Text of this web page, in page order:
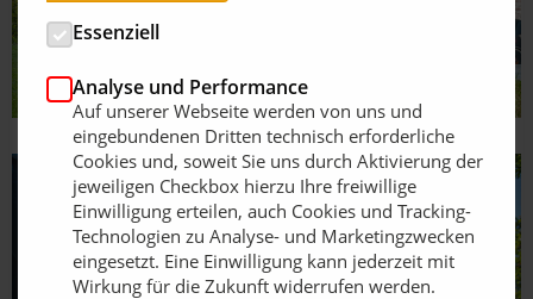
Essenziell
Analyse und Performance
Auf unserer Webseite werden von uns und
eingebundenen Dritten technisch erforderliche
Cookies und, soweit Sie uns durch Aktivierung der
jeweiligen Checkbox hierzu Ihre freiwillige
Einwilligung erteilen, auch Cookies und Tracking-
Technologien zu Analyse- und Marketingzwecken
eingesetzt. Eine Einwilligung kann jederzeit mit
Wirkung für die Zukunft widerrufen werden.